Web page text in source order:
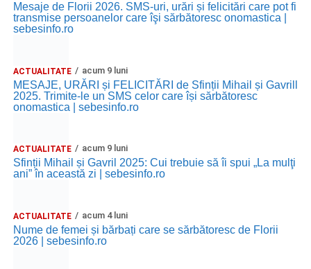
Mesaje de Florii 2026. SMS-uri, urări și felicitări care pot fi
transmise persoanelor care îşi sărbătoresc onomastica |
sebesinfo.ro
ACTUALITATE acum 9 luni
MESAJE, URĂRI și FELICITĂRI de Sfinții Mihail și Gavrill
2025. Trimite-le un SMS celor care își sărbătoresc
onomastica | sebesinfo.ro
ACTUALITATE acum 9 luni
Sfinții Mihail și Gavril 2025: Cui trebuie să îi spui „La mulţi
ani” în această zi | sebesinfo.ro
ACTUALITATE acum 4 luni
Nume de femei și bărbați care se sărbătoresc de Florii
2026 | sebesinfo.ro